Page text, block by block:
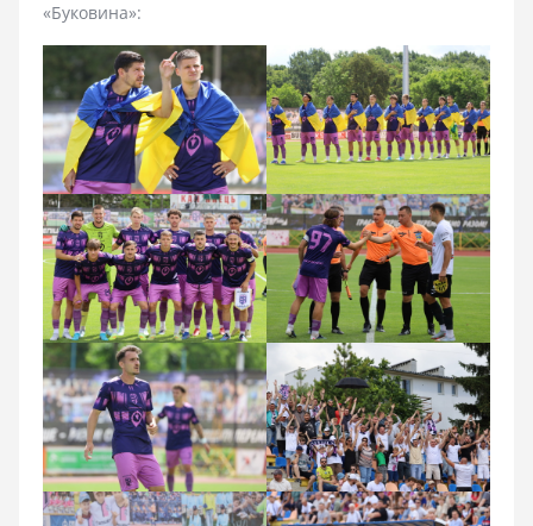
«Буковина»: